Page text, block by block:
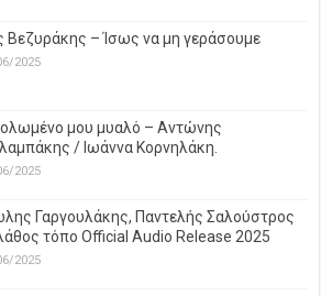
Βεζυράκης – Ίσως να μη γεράσουμε
2025
μου μυαλό – Αντώνης
/ Ιωάννα Κορνηλάκη.
2025
Γαργουλάκης, Παντελής Σαλούστρος
τόπο Official Audio Release 2025
2025